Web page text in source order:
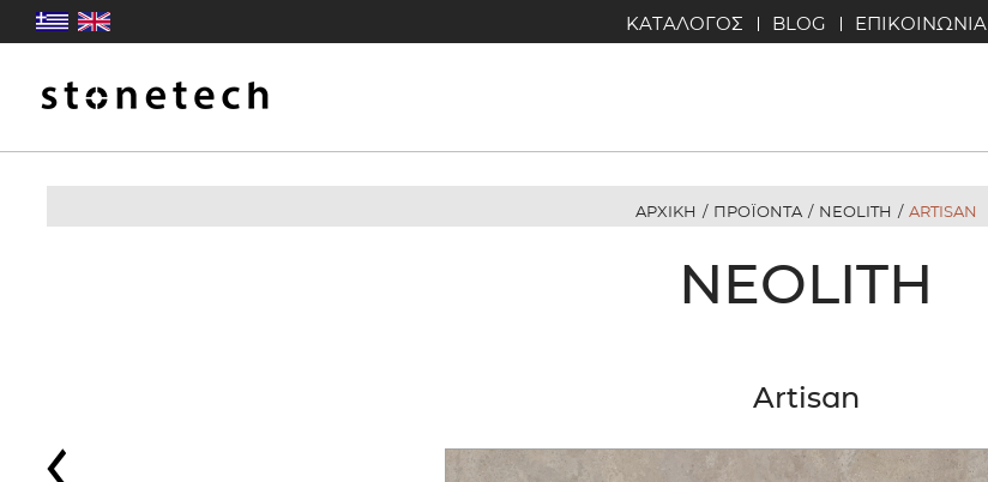
ΚΑΤΑΛΟΓΟΣ BLOG ΕΠΙΚΟΙΝΩΝΙΑ
ΑΡΧΙΚΗ / ΠΡΟΪΟΝΤΑ / NEOLITH / ARTISAN
NEOLITH
Artisan